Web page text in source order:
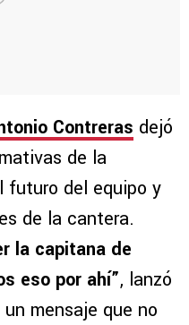
Contreras dejó
de la
futuro del equipo y
de la cantera.
la capitana de
eso por ahí”, lanzó
mensaje que no